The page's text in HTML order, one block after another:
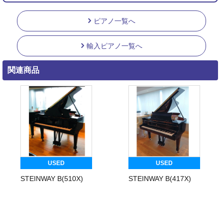
ピアノ一覧へ
輸入ピアノ一覧へ
関連商品
USED
STEINWAY B(510X)
USED
STEINWAY B(417X)